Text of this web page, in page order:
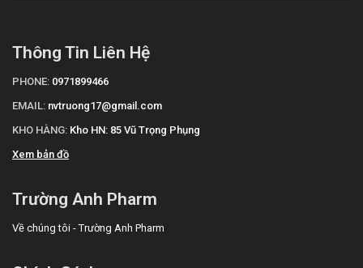
Thông Tin Liên Hệ
PHONE: 0971899466
EMAIL: nvtruong17@gmail.com
KHO HÀNG: Kho HN: 85 Vũ Trọng Phụng
Xem bản đồ
Trường Anh Pharm
Về chúng tôi - Trường Anh Pharm